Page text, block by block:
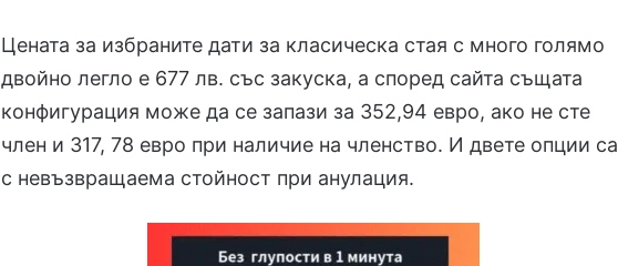
Цената за избраните дати за класическа стая с много голямо
двойно легло е 677 лв. със закуска, а според сайта същата
конфигурация може да се запази за 352,94 евро, ако не сте
член и 317, 78 евро при наличие на членство. И двете опции са
с невъзвращаема стойност при анулация.